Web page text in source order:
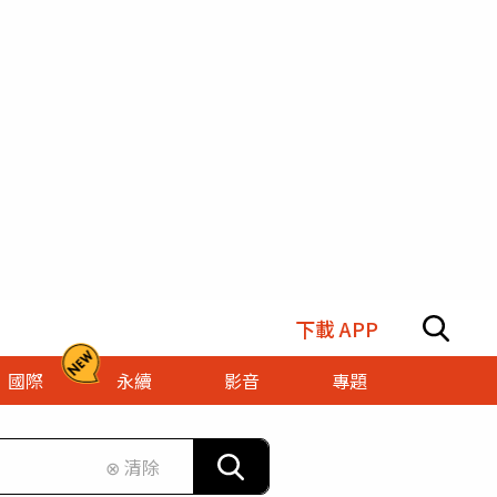
下載 APP
國際 永續 影音
專題
⊗ 清除